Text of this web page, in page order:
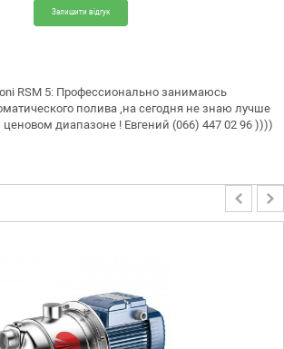
Залишити відгук
RSM 5: Профессионально занимаюсь
полива ,на сегодня не знаю лучше
ценовом диапазоне ! Евгений (066) 447 02 96 ))))